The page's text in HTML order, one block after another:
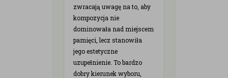
zwracają uwagę na to, aby
kompozycja nie
dominowała nad miejscem
pamięci, lecz stanowiła
jego estetyczne
uzupełnienie. To bardzo
dobry kierunek wyboru,